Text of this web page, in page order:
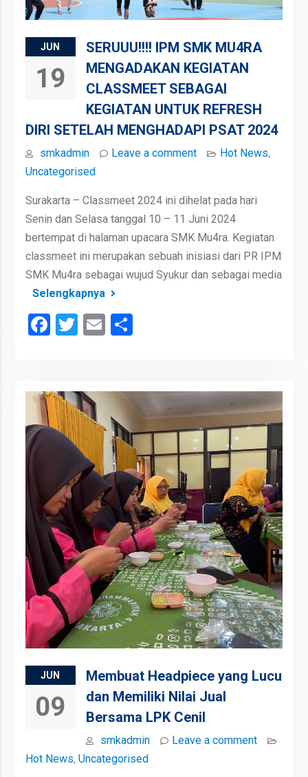
JUN
19
SERUUU!!!! IPM SMK MU4RA
MENGADAKAN KEGIATAN
CLASSMEET SEBAGAI
KEGIATAN UNTUK REFRESH
DIRI SETELAH MENGHADAPI PSAT 2024
smkadmin Leave a comment Hot News,
Uncategorised
Surakarta – Classmeet 2024 ini dihelat pada hari
Senin dan Selasa tanggal 10 – 11 Juni 2024
bertempat di halaman upacara SMK Mu4ra. Kegiatan
classmeet ini merupakan sebuah inisiasi dari PR IPM
SMK Mu4ra sebagai wujud Syukur dan sebagai media
Selengkapnya
Facebook
Twitter
EmailShare
JUN
09
Membuat Headpiece yang Lucu
dan Memiliki Nilai Jual
Bersama LPK Cenil
smkadmin
Leave a comment
Hot News, Uncategorised